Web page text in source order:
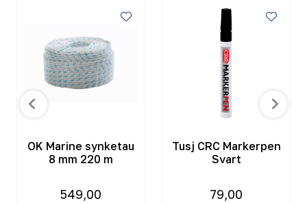
OK Marine synketau
8 mm 220 m
549,00
Tusj CRC Markerpen
Svart
79,00